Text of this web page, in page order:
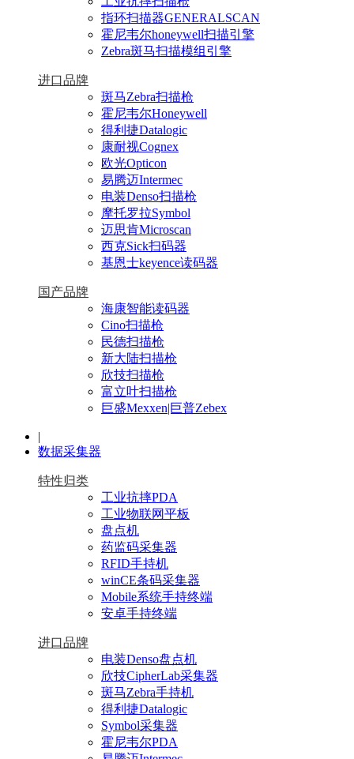
指环扫描器GENERALSCAN
霍尼韦尔honeywell扫描引擎
Zebra斑马扫描模组引擎
进口品牌
斑马Zebra扫描枪
霍尼韦尔Honeywell
得利捷Datalogic
康耐视Cognex
欧光Opticon
易腾迈Intermec
电装Denso扫描枪
摩托罗拉Symbol
迈思肯Microscan
西克Sick扫码器
基恩士keyence读码器
国产品牌
海康智能读码器
Cino扫描枪
民德扫描枪
新大陆扫描枪
欣技扫描枪
富立叶扫描枪
巨盛Mexxen|巨普Zebex
|
数据采集器
特性归类
工业抗摔PDA
工业物联网平板
盘点机
药监码采集器
RFID手持机
winCE条码采集器
Mobile系统手持终端
安卓手持终端
进口品牌
电装Denso盘点机
欣技CipherLab采集器
斑马Zebra手持机
得利捷Datalogic
Symbol采集器
霍尼韦尔PDA